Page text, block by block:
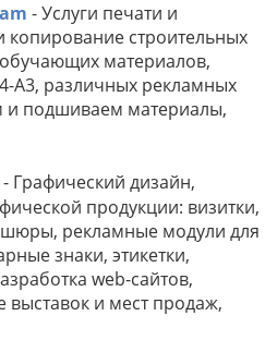
- Услуги печати и
копирование строительных
материалов,
А3, различных рекламных
и подшиваем материалы,
- Графический дизайн,
продукции: визитки,
рекламные модули для
знаки, этикетки,
web-сайтов,
и мест продаж,